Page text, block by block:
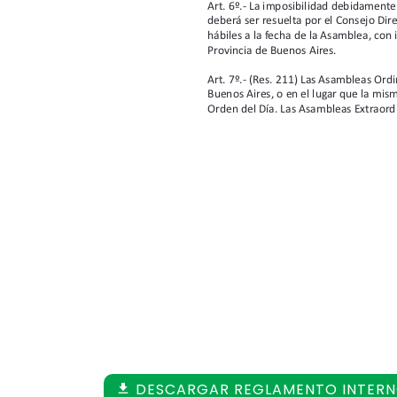
DESCARGAR REGLAMENTO